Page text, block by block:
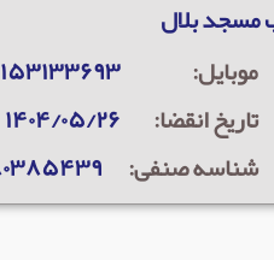
موبایل:
تاریخ انقضا:
۱۴۰۴/۰۵/۲۶
شناسه صنفی: